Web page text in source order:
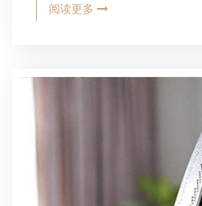
阅读更多